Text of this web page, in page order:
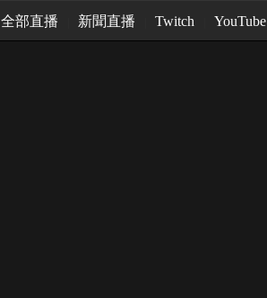
全部直播 新聞直播 Twitch YouTube